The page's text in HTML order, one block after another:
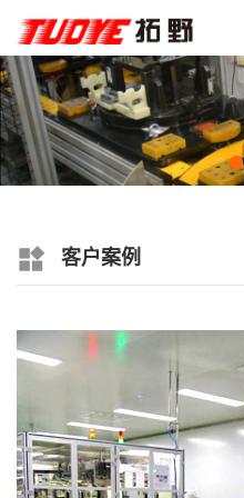
客户案例